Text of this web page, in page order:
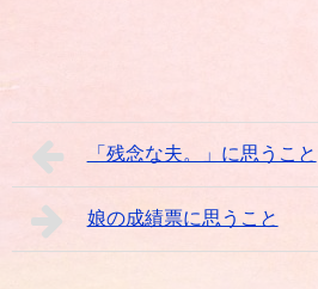
「残念な夫。」に思うこと
娘の成績票に思うこと